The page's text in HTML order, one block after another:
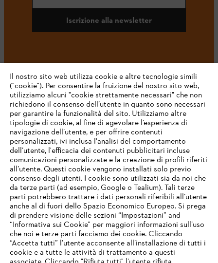
Iscrizione alla newsletter
L’azienda
STIHL FAQ
Service
IHR BROWSER WIRD NICHT
UNTERSTÜTZT
Il nostro sito web utilizza cookie e altre tecnologie simili
("cookie"). Per consentire la fruizione del nostro sito web,
utilizziamo alcuni "cookie strettamente necessari" che non
richiedono il consenso dell’utente in quanto sono necessari
per garantire la funzionalità del sito. Utilizziamo altre
tipologie di cookie, al fine di agevolare l’esperienza di
navigazione dell’utente, e per offrire contenuti
personalizzati, ivi inclusa l'analisi del comportamento
dell’utente, l'efficacia dei contenuti pubblicitari incluse
comunicazioni personalizzate e la creazione di profili riferiti
all’utente. Questi cookie vengono installati solo previo
consenso degli utenti. I cookie sono utilizzati sia da noi che
da terze parti (ad esempio, Google o Tealium). Tali terze
parti potrebbero trattare i dati personali riferibili all’utente
anche al di fuori dello Spazio Economico Europeo. Si prega
di prendere visione delle sezioni “Impostazioni” and
“Informativa sui Cookie” per maggiori informazioni sull’uso
che noi e terze parti facciamo dei cookie. Cliccando
“Accetta tutti” l’utente acconsente all’installazione di tutti i
cookie e a tutte le attività di trattamento a questi